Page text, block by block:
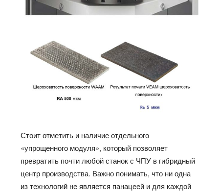
Стоит отметить и наличие отдельного
«упрощенного модуля», который позволяет
превратить почти любой станок с ЧПУ в гибридный
центр производства. Важно понимать, что ни одна
из технологий не является панацеей и для каждой